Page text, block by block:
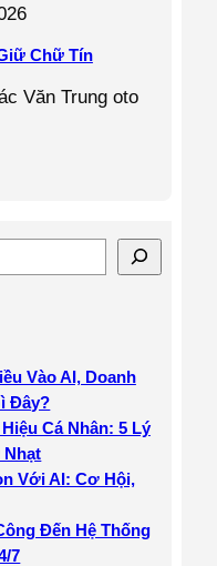
Chữ Tín
Văn Trung oto
Vào AI, Doanh
Đây?
Cá Nhân: 5 Lý
Nhạt
Với AI: Cơ Hội,
Đến Hệ Thống
7